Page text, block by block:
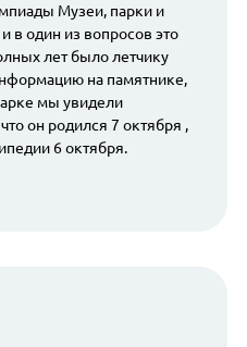
Музеи, парки и
в один из вопросов это
лет было летчику
на памятнике,
мы увидели
он родился 7 октября ,
6 октября.